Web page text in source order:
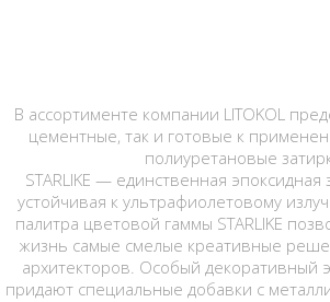
В ассортименте компании LITOKOL
цементные, так и готовые к
полиуретановые
STARLIKE — единственная эпоксидная
устойчивая к ультрафиолетовому
палитра цветовой гаммы STARLIKE
жизнь самые смелые креативные
архитекторов. Особый декоративный
придают специальные добавки с